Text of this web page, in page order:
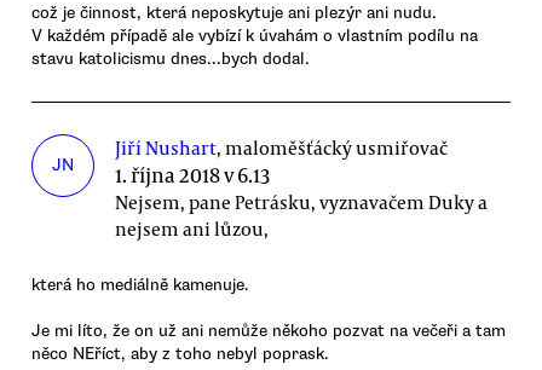
což je činnost, která neposkytuje ani plezýr ani nudu.
V každém případě ale vybízí k úvahám o vlastním podílu na
stavu katolicismu dnes...bych dodal.
JN
Jiří Nushart, maloměšťácký usmiřovač
1. října 2018 v 6.13
Nejsem, pane Petrásku, vyznavačem Duky a
nejsem ani lůzou,
která ho mediálně kamenuje.
Je mi líto, že on už ani nemůže někoho pozvat na večeři a tam
něco NEříct, aby z toho nebyl poprask.